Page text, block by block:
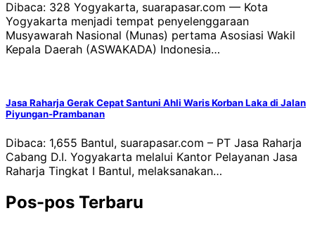
Dibaca: 328 Yogyakarta, suarapasar.com — Kota
Yogyakarta menjadi tempat penyelenggaraan
Musyawarah Nasional (Munas) pertama Asosiasi Wakil
Kepala Daerah (ASWAKADA) Indonesia…
Jasa Raharja Gerak Cepat Santuni Ahli Waris Korban Laka di Jalan
Piyungan-Prambanan
Dibaca: 1,655 Bantul, suarapasar.com – PT Jasa Raharja
Cabang D.I. Yogyakarta melalui Kantor Pelayanan Jasa
Raharja Tingkat I Bantul, melaksanakan…
Pos-pos Terbaru